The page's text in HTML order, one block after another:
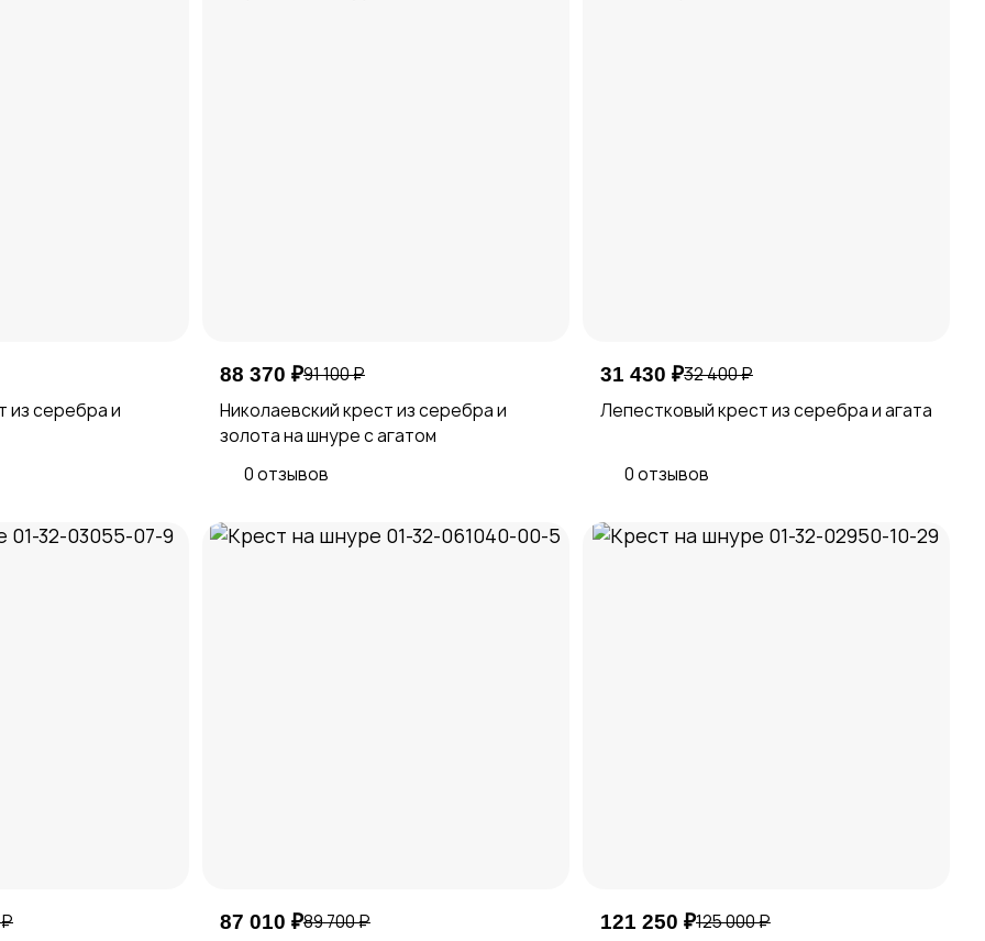
из серебра и
88 370 ₽91 100 ₽
Николаевский крест из серебра и
золота на шнуре с агатом
0 отзывов
31 430 ₽32 400 ₽
Лепестковый крест из серебра и агата
0 отзывов
87 010 ₽89 700 ₽
121 250 ₽125 000 ₽